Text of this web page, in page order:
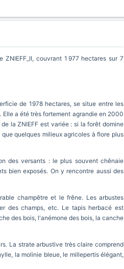
ZNIEFF_II, couvrant 1 977 hectares sur 7
de 1978 hectares, se situe entre les
a été très fortement agrandie en 2000
la ZNIEFF est variée : si la forêt domine
quelques milieux agricoles à flore plus
des versants : le plus souvent chênaie
bien exposés. On y rencontre aussi des
champêtre et le frêne. Les arbustes
des champs, etc. Le tapis herbacé est
des bois, l'anémone des bois, la canche
La strate arbustive très claire comprend
la molinie bleue, le millepertis élégant,